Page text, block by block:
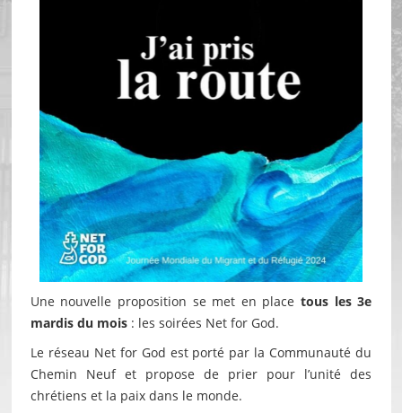
Une nouvelle proposition se met en placetous les 3e
mardis du mois: les soirées Net for God.
Le réseau Net for God est porté par la Communauté du
Chemin Neuf et propose de prier pour l’unité des
chrétiens et la paix dans le monde.